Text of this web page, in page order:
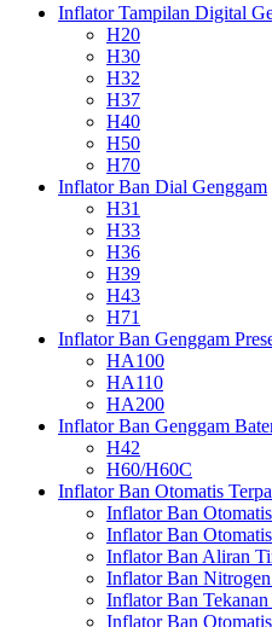
Inflator Tampilan Digital
H20
H30
H32
H37
H40
H50
H70
Inflator Ban Dial Genggam
H31
H33
H36
H39
H43
H71
Inflator Ban Genggam
HA100
HA110
HA200
Inflator Ban Genggam
H42
H60/H60C
Inflator Ban Otomatis
Inflator Ban
Inflator Ban
Inflator Ban Aliran
Inflator Ban
Inflator Ban
Inflator Ban